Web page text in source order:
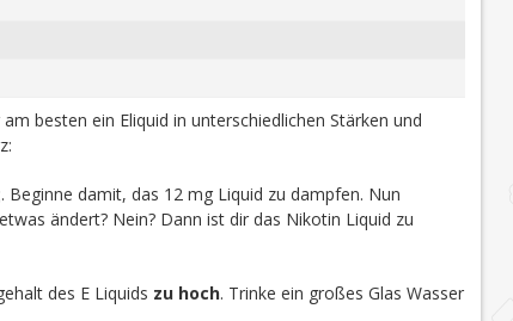
besten ein Eliquid in unterschiedlichen Stärken und
. Beginne damit, das 12 mg Liquid zu dampfen. Nun
ändert? Nein? Dann ist dir das Nikotin Liquid zu
des E Liquids zu hoch. Trinke ein großes Glas Wasser